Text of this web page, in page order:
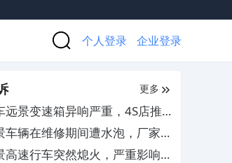
个人登录 企业登录
更多
远景变速箱异响严重，4S店推
费更换总成
车辆在维修期间遭水泡，厂家售
复
高速行车突然熄火，严重影响驾